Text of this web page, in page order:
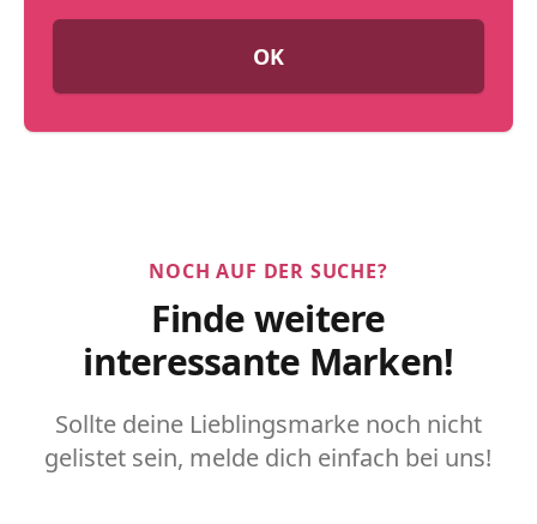
OK
NOCH AUF DER SUCHE?
Finde weitere
interessante Marken!
Sollte deine Lieblingsmarke noch nicht
gelistet sein, melde dich einfach bei uns!